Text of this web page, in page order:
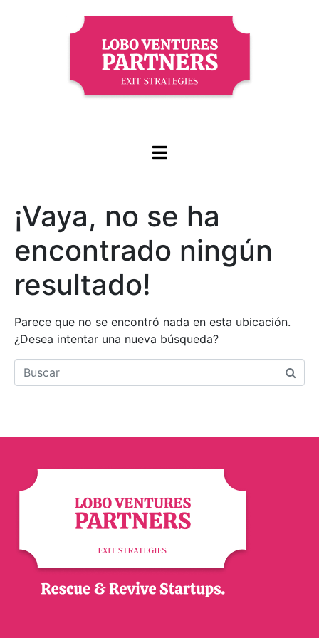
¡Vaya, no se ha
encontrado ningún
resultado!
Parece que no se encontró nada en esta ubicación.
¿Desea intentar una nueva búsqueda?